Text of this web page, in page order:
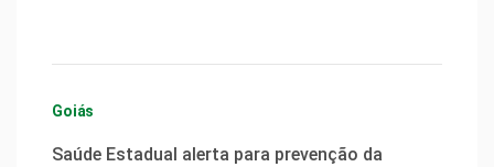
Goiás
Saúde Estadual alerta para prevenção da